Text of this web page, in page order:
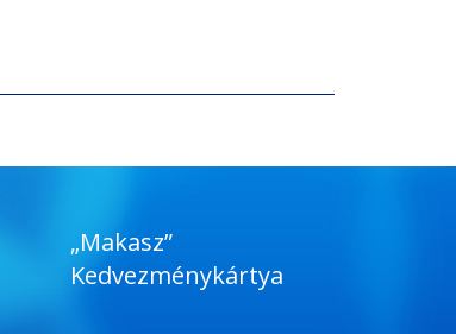
„Makasz”
Kedvezménykártya